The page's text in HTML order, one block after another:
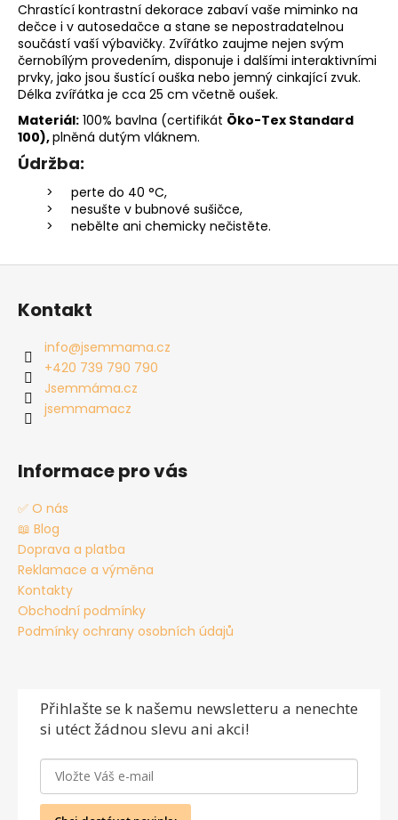
Chrastící kontrastní dekorace zabaví vaše miminko na
dečce i v autosedačce a stane se nepostradatelnou
součástí vaší výbavičky. Zvířátko zaujme nejen svým
černobílým provedením, disponuje i dalšími interaktivními
prvky, jako jsou šustící ouška nebo jemný cinkající zvuk.
Délka zvířátka je cca 25 cm včetně oušek.
Materiál: 100% bavlna (certifikát Öko-Tex Standard
100),plněná dutým vláknem.
Údržba:
perte do 40 °C,
nesušte v bubnové sušičce,
nebělte ani chemicky nečistěte.
Kontakt
info@jsemmama.cz
+420 739 790 790
Jsemmáma.cz
jsemmamacz
Informace pro vás
✅ O nás
📖 Blog
Doprava a platba
Reklamace a výměna
Kontakty
Obchodní podmínky
Podmínky ochrany osobních údajů
Přihlašte se k našemu newsletteru a nenechte
si utéct žádnou slevu ani akci!